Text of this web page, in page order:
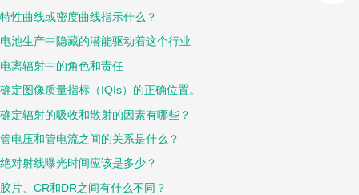
特性曲线或密度曲线指示什么？
电池生产中隐藏的潜能驱动着这个行业
电离辐射中的角色和责任
确定图像质量指标（IQIs）的正确位置。
确定辐射的吸收和散射的因素有哪些？
管电压和管电流之间的关系是什么？
绝对射线曝光时间应该是多少？
胶片、CR和DR之间有什么不同？